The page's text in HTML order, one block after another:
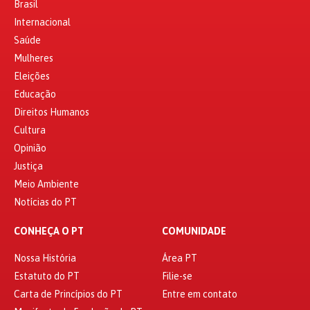
Brasil
Internacional
Saúde
Mulheres
Eleições
Educação
Direitos Humanos
Cultura
Opinião
Justiça
Meio Ambiente
Notícias do PT
CONHEÇA O PT
Nossa História
Estatuto do PT
Carta de Princípios do PT
COMUNIDADE
Área PT
Filie-se
Entre em contato